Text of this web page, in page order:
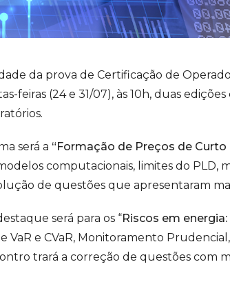
da prova de Certificação de
feiras (24 e 31/07), às 10h, duas
será a “Formação de Preços de Curto
computacionais, limites do PLD,
de questões que apresentaram
será para os “Riscos em
VaR e CVaR, Monitoramento
trará a correção de questões com